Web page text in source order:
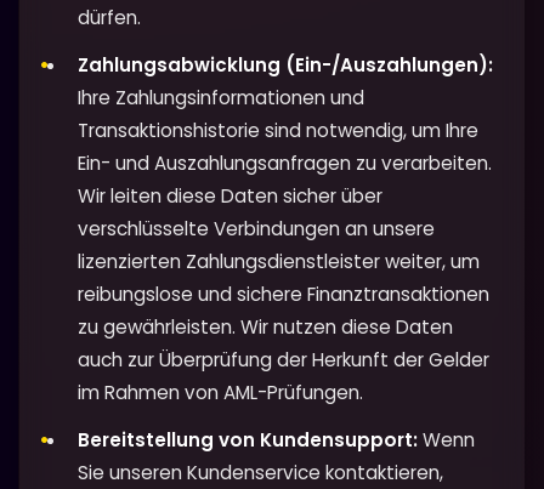
dürfen.
Zahlungsabwicklung (Ein-/Auszahlungen):
Ihre Zahlungsinformationen und
Transaktionshistorie sind notwendig, um Ihre
Ein- und Auszahlungsanfragen zu verarbeiten.
Wir leiten diese Daten sicher über
verschlüsselte Verbindungen an unsere
lizenzierten Zahlungsdienstleister weiter, um
reibungslose und sichere Finanztransaktionen
zu gewährleisten. Wir nutzen diese Daten
auch zur Überprüfung der Herkunft der Gelder
im Rahmen von AML-Prüfungen.
Bereitstellung von Kundensupport:Wenn
Sie unseren Kundenservice kontaktieren,